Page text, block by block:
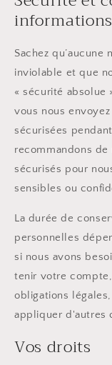
informations
Sachez
inviolable et que
« sécurité absolue
vous nous
sécurisées
recommandons
sécurisés pour
sensibles ou
La durée de
personnelles
si nous avons
tenir votre
obligations
appliquer d'autres
Vos droits